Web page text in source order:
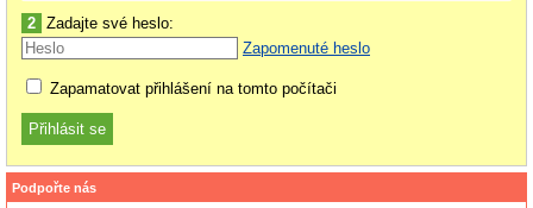
2 Zadajte své heslo:
Zapomenuté heslo
Zapamatovat přihlášení na tomto počítači
Podpořte nás